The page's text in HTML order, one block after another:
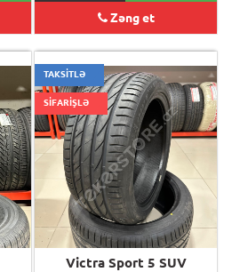
Zəng et
TAKSİTLƏ
SİFARİŞLƏ
Victra Sport 5 SUV